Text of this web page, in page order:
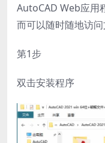
AutoCAD Web应用
而可以随时随地访问
第1步
双击安装程序